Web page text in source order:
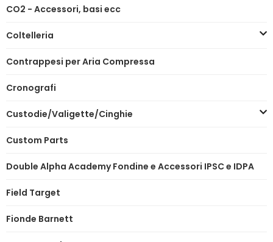
CO2 - Accessori, basi ecc
Coltelleria
Contrappesi per Aria Compressa
Cronografi
Custodie/Valigette/Cinghie
Custom Parts
Double Alpha Academy Fondine e Accessori IPSC e IDPA
Field Target
Fionde Barnett